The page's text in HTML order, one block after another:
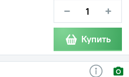
− +
Купить